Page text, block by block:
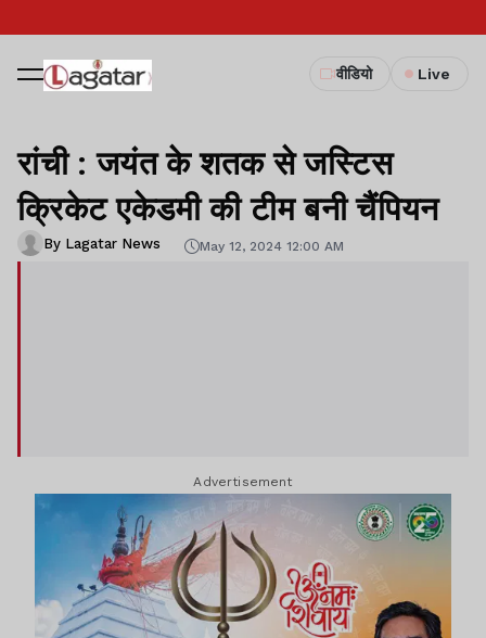
वीडियो Live
रांची : जयंत के शतक से जस्टिस
क्रिकेट एकेडमी की टीम बनी चैंपियन
By Lagatar News May 12, 2024 12:00 AM
Advertisement